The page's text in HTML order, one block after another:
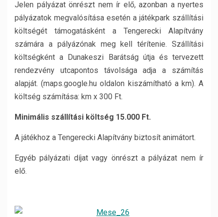
Jelen pályázat önrészt nem ír elő, azonban a nyertes
pályázatok megvalósítása esetén a játékpark szállítási
költségét támogatásként a Tengerecki Alapítvány
számára a pályázónak meg kell térítenie. Szállítási
költségként a Dunakeszi Barátság útja és tervezett
rendezvény utcapontos távolsága adja a számítás
alapját. (maps.google.hu oldalon kiszámítható a km). A
költség számítása: km x 300 Ft.
Minimális szállítási költség 15.000 Ft.
A játékhoz a Tengerecki Alapítvány biztosít animátort.
Egyéb pályázati díjat vagy önrészt a pályázat nem ír
elő.